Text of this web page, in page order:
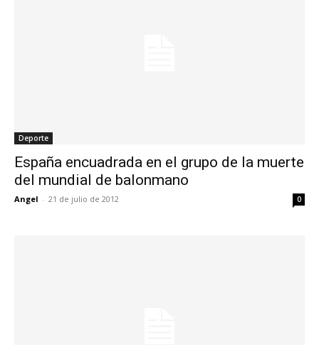
Deporte
España encuadrada en el grupo de la muerte
del mundial de balonmano
Angel - 21 de julio de 2012 0